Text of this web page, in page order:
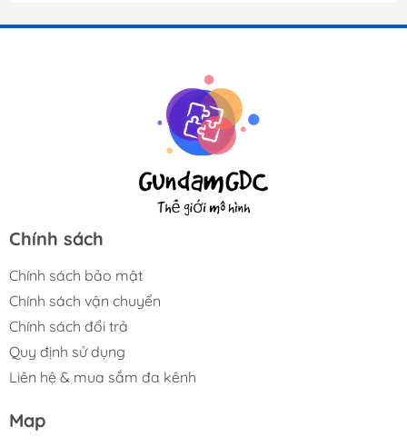
Chính sách
Chính sách bảo mật
Chính sách vận chuyển
Chính sách đổi trả
Quy định sử dụng
Liên hệ & mua sắm đa kênh
Map